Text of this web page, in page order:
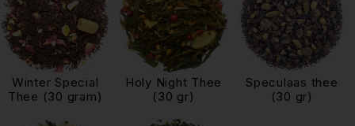
Winter Special
Thee (30 gram)
Holy Night Thee
(30 gr)
Speculaas thee
(30 gr)